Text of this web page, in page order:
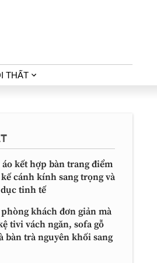
THẤT
kết hợp bàn trang điểm
cánh kính sang trọng và
tinh tế
khách đơn giản mà
tivi vách ngăn, sofa gỗ
bàn trà nguyên khối sang